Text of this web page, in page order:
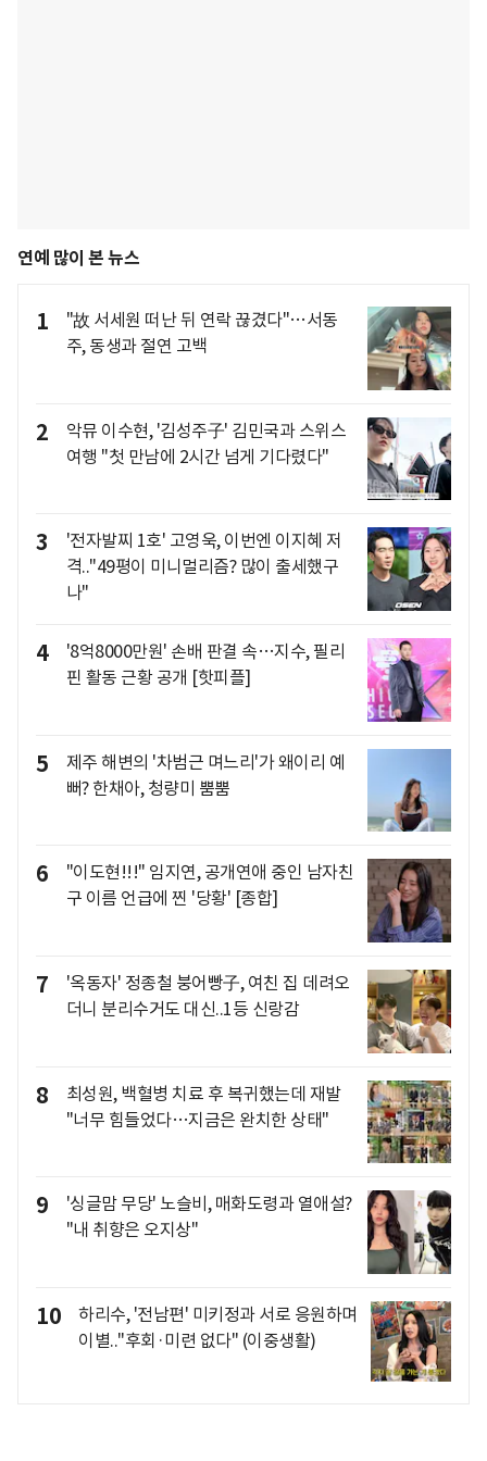
연예 많이 본 뉴스
1
"故 서세원 떠난 뒤 연락 끊겼다"…서동
주, 동생과 절연 고백
2
악뮤 이수현, '김성주子' 김민국과 스위스
여행 "첫 만남에 2시간 넘게 기다렸다"
3
'전자발찌 1호' 고영욱, 이번엔 이지혜 저
격.."49평이 미니멀리즘? 많이 출세했구
나"
4
'8억8000만원' 손배 판결 속…지수, 필리
핀 활동 근황 공개 [핫피플]
5
제주 해변의 '차범근 며느리'가 왜이리 예
뻐? 한채아, 청량미 뿜뿜
6
"이도현!!!" 임지연, 공개연애 중인 남자친
구 이름 언급에 찐 '당황' [종합]
7
'옥동자' 정종철 붕어빵子, 여친 집 데려오
더니 분리수거도 대신..1등 신랑감
8
최성원, 백혈병 치료 후 복귀했는데 재발
"너무 힘들었다…지금은 완치한 상태"
9
'싱글맘 무당' 노슬비, 매화도령과 열애설?
"내 취향은 오지상"
10
하리수, '전남편' 미키정과 서로 응원하며
이별.."후회·미련 없다" (이중생활)